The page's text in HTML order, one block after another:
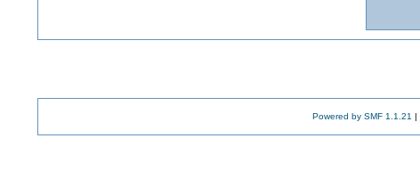
Powered by SMF 1.1.21 |